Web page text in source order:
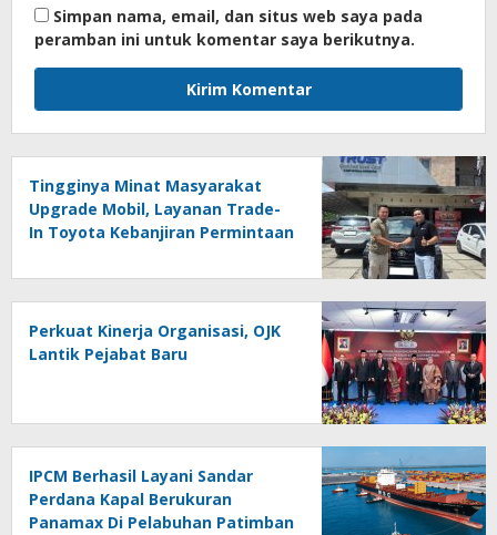
Simpan nama, email, dan situs web saya pada
peramban ini untuk komentar saya berikutnya.
Tingginya Minat Masyarakat
Upgrade Mobil, Layanan Trade-
In Toyota Kebanjiran Permintaan
Perkuat Kinerja Organisasi, OJK
Lantik Pejabat Baru
IPCM Berhasil Layani Sandar
Perdana Kapal Berukuran
Panamax Di Pelabuhan Patimban